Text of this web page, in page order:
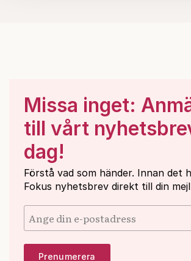
Missa inget:
till vårt
dag!
Förstå vad som händer. Innan det
Fokus nyhetsbrev direkt till din